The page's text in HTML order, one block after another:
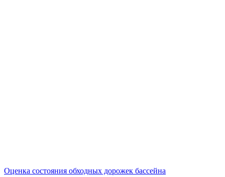
Оценка состояния обходных дорожек бассейна